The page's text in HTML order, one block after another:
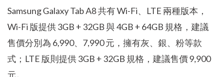
Samsung Galaxy Tab A8 共有 Wi-Fi、LTE 兩種版本，
Wi-Fi 版提供 3GB + 32GB 與 4GB + 64GB 規格，建議
售價分別為 6,990、7,990 元，擁有灰、銀、粉等款
式；LTE 版則提供 3GB + 32GB 規格，建議售價 9,900
元。